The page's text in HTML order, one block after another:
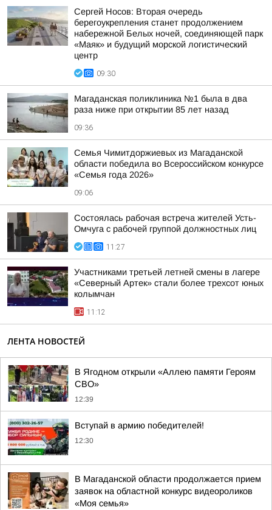
Сергей Носов: Вторая очередь
берегоукрепления станет продолжением
набережной Белых ночей, соединяющей парк
«Маяк» и будущий морской логистический
центр
09:30
Магаданская поликлиника №1 была в два
раза ниже при открытии 85 лет назад
09:36
Семья Чимитдоржиевых из Магаданской
области победила во Всероссийском конкурсе
«Семья года 2026»
09:06
Состоялась рабочая встреча жителей Усть-
Омчуга с рабочей группой должностных лиц
11:27
Участниками третьей летней смены в лагере
«Северный Артек» стали более трехсот юных
колымчан
11:12
ЛЕНТА НОВОСТЕЙ
В Ягодном открыли «Аллею памяти Героям
СВО»
12:39
Вступай в армию победителей!
12:30
В Магаданской области продолжается прием
заявок на областной конкурс видеороликов
«Моя семья»